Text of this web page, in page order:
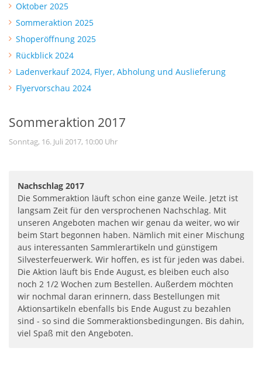
Oktober 2025
Sommeraktion 2025
Shoperöffnung 2025
Rückblick 2024
Ladenverkauf 2024, Flyer, Abholung und Auslieferung
Flyervorschau 2024
Sommeraktion 2017
Sonntag, 16. Juli 2017, 10:00 Uhr
Nachschlag 2017
Die Sommeraktion läuft schon eine ganze Weile. Jetzt ist
langsam Zeit für den versprochenen Nachschlag. Mit
unseren Angeboten machen wir genau da weiter, wo wir
beim Start begonnen haben. Nämlich mit einer Mischung
aus interessanten Sammlerartikeln und günstigem
Silvesterfeuerwerk. Wir hoffen, es ist für jeden was dabei.
Die Aktion läuft bis Ende August, es bleiben euch also
noch 2 1/2 Wochen zum Bestellen. Außerdem möchten
wir nochmal daran erinnern, dass Bestellungen mit
Aktionsartikeln ebenfalls bis Ende August zu bezahlen
sind - so sind die Sommeraktionsbedingungen. Bis dahin,
viel Spaß mit den Angeboten.